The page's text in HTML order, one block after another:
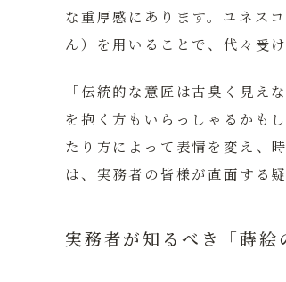
な重厚感にあります。 ユネス
ん）を用いることで、代々受
「伝統的な意匠は古臭く見え
を抱く方もいらっしゃるかも
たり方によって表情を変え、
は、実務者の皆様が直面する
実務者が知るべき「蒔